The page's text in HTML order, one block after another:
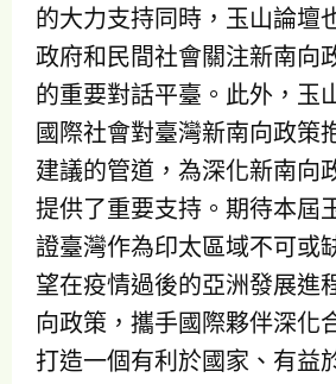
的大力支持同時，玉山論壇
政府和民間社會關注新南向
的重要對話平臺。此外，玉
國際社會對臺灣新南向政策
建議的管道，為深化新南向
提供了重要支持。期待本屆
證臺灣作為印太區域不可或
望在疫情過後的亞洲發展進
向政策，攜手國際夥伴深化
打造一個有利於國家、有益